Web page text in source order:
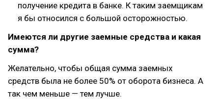
получение кредита в банке. К таким заемщикам
я бы относился с большой осторожностью.
Имеются ли другие заемные средства и какая
сумма?
Желательно, чтобы общая сумма заемных
средств была не более 50% от оборота бизнеса. А
так чем меньше — тем лучше.